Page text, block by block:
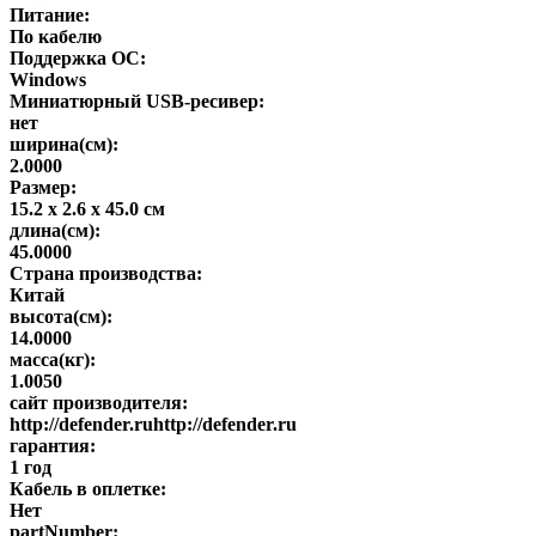
Питание:
По кабелю
Поддержка ОС:
Windows
Миниатюрный USB-ресивер:
нет
ширина(см):
2.0000
Размер:
15.2 x 2.6 x 45.0 см
длина(см):
45.0000
Страна производства:
Китай
высота(см):
14.0000
масса(кг):
1.0050
сайт производителя:
http://defender.ruhttp://defender.ru
гарантия:
1 год
Кабель в оплетке:
Нет
partNumber: